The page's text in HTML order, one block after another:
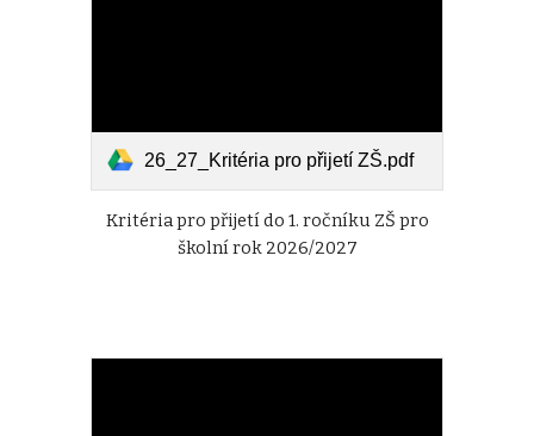
26_27_Kritéria pro přijetí ZŠ.pdf
Kritéria pro přijetí do 1. ročníku ZŠ pro
školní rok 2026/2027